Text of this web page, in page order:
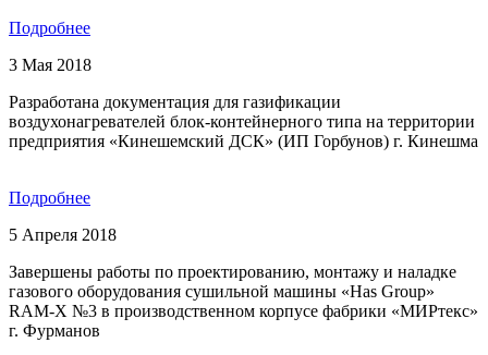
Подробнее
3 Мая 2018
Разработана документация для газификации
воздухонагревателей блок-контейнерного типа на территории
предприятия «Кинешемский ДСК» (ИП Горбунов) г. Кинешма
Подробнее
5 Апреля 2018
Завершены работы по проектированию, монтажу и наладке
газового оборудования сушильной машины «Has Group»
RAM-X №3 в производственном корпусе фабрики «МИРтекс»
г. Фурманов